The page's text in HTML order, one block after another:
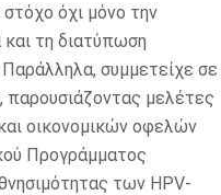
στόχο όχι μόνο την
τη διατύπωση
συμμετείχε σε
παρουσιάζοντας μελέτες
οικονομικών οφελών
Προγράμματος
των HPV-